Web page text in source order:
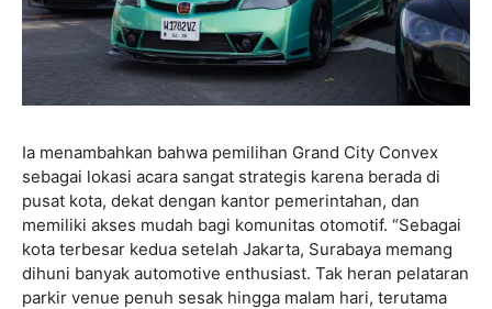
Ia menambahkan bahwa pemilihan Grand City Convex
sebagai lokasi acara sangat strategis karena berada di
pusat kota, dekat dengan kantor pemerintahan, dan
memiliki akses mudah bagi komunitas otomotif. “Sebagai
kota terbesar kedua setelah Jakarta, Surabaya memang
dihuni banyak automotive enthusiast. Tak heran pelataran
parkir venue penuh sesak hingga malam hari, terutama